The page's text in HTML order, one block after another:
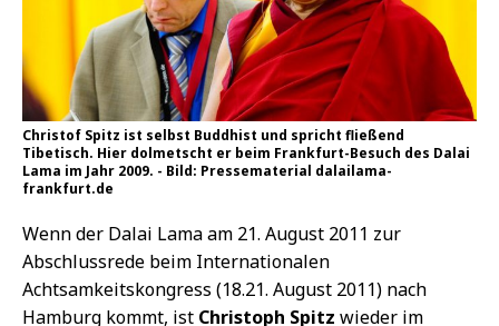
Christof Spitz ist selbst Buddhist und spricht fließend
Tibetisch. Hier dolmetscht er beim Frankfurt-Besuch des Dalai
Lama im Jahr 2009. - Bild: Pressematerial dalailama-
frankfurt.de
Wenn der Dalai Lama am 21. August 2011 zur
Abschlussrede beim Internationalen
Achtsamkeitskongress (18.21. August 2011) nach
Hamburg kommt, ist Christoph Spitz wieder im